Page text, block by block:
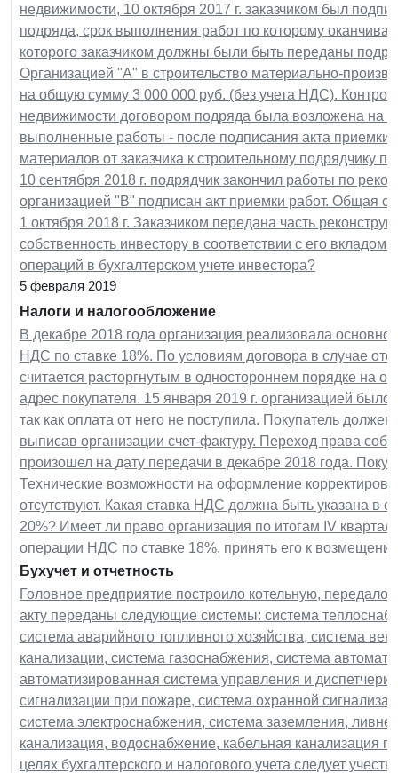
недвижимости, 10 октября 2017 г. заказчиком был
подряда, срок выполнения работ по которому
которого заказчиком должны были быть переданы
Организацией "А" в строительство материально-
на общую сумму 3 000 000 руб. (без учета НДС).
недвижимости договором подряда была возложена на
выполненные работы - после подписания акта приемки
материалов от заказчика к строительному подрядчику
10 сентября 2018 г. подрядчик закончил работы по
организацией "В" подписан акт приемки работ. Общая
1 октября 2018 г. Заказчиком передана часть
собственность инвестору в соответствии с его
операций в бухгалтерском учете инвестора?
5 февраля 2019
Налоги и налогообложение
В декабре 2018 года организация реализовала
НДС по ставке 18%. По условиям договора в случае
считается расторгнутым в одностороннем порядке на
адрес покупателя. 15 января 2019 г. организацией
так как оплата от него не поступила. Покупатель
выписав организации счет-фактуру. Переход права
произошел на дату передачи в декабре 2018 года.
Технические возможности на оформление
отсутствуют. Какая ставка НДС должна быть указана в
20%? Имеет ли право организация по итогам IV
операции НДС по ставке 18%, принять его к
Бухучет и отчетность
Головное предприятие построило котельную,
акту переданы следующие системы: система
система аварийного топливного хозяйства, система
канализации, система газоснабжения, система
автоматизированная система управления и
сигнализации при пожаре, система охранной
система электроснабжения, система заземления,
канализация, водоснабжение, кабельная канализация
целях бухгалтерского и налогового учета следует